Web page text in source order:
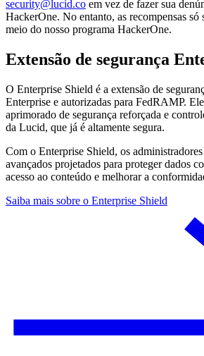
security@lucid.co em vez de fazer sua
HackerOne. No entanto, as recompensas só
meio do nosso programa HackerOne.
Extensão de segurança
O Enterprise Shield é a extensão de
Enterprise e autorizadas para FedRAMP.
aprimorado de segurança reforçada e
da Lucid, que já é altamente segura.
Com o Enterprise Shield, os
avançados projetados para proteger dados
acesso ao conteúdo e melhorar a
Saiba mais sobre o Enterprise Shield